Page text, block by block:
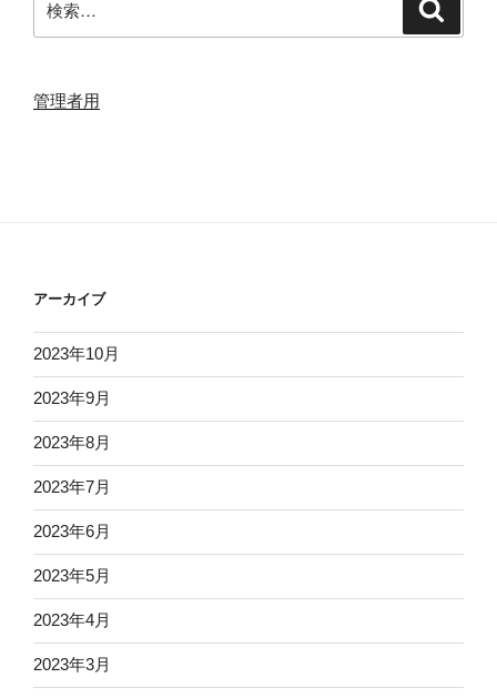
索:
管理者用
アーカイブ
2023年10月
2023年9月
2023年8月
2023年7月
2023年6月
2023年5月
2023年4月
2023年3月